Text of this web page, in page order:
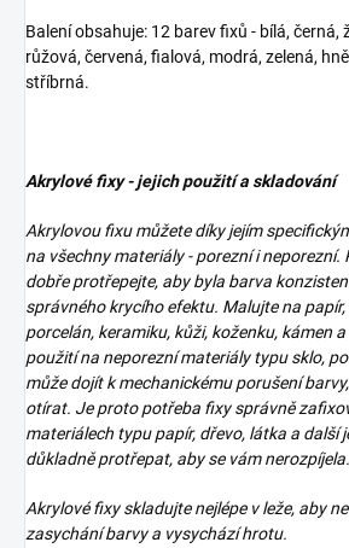
Balení obsahuje: 12 barev fixů - bílá, černá,
růžová, červená, fialová, modrá, zelená,
stříbrná.
Akrylové fixy - jejich použití a skladování
Akrylovou fixu můžete díky jejím
na všechny materiály - porezní i neporezní.
dobře protřepejte, aby byla barva
správného krycího efektu. Malujte na
porcelán, keramiku, kůži, koženku, kámen
použití na neporezní materiály typu sklo,
může dojít k mechanickému porušení
otírat. Je proto potřeba fixy správně
materiálech typu papír, dřevo, látka a další
důkladně protřepat, aby se vám nerozpíjela.
Akrylové fixy skladujte nejlépe v leže, aby
zasychání barvy a vysychází hrotu.